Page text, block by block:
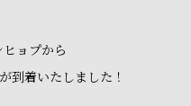
ョプから
到着いたしました！